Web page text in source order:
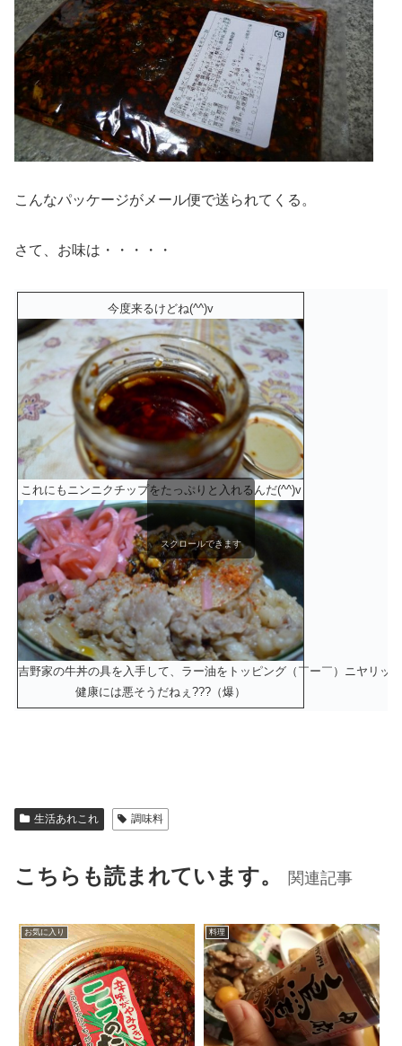
こんなパッケージがメール便で送られてくる。
さて、お味は・・・・・
今度来るけどね(^^)v
これにもニンニクチップをたっぷりと入れるんだ(^^)v
吉野家の牛丼の具を入手して、ラー油をトッピング（￣ー￣）ニヤリッ
健康には悪そうだねぇ???（爆）
スクロールできます
生活あれこれ 調味料
こちらも読まれています。 関連記事
お気に入り 料理